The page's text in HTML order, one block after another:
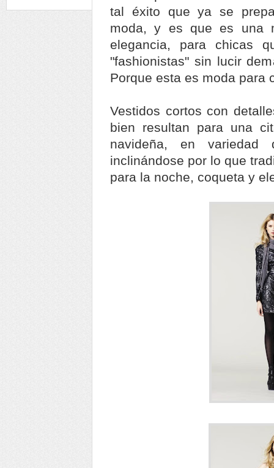
tal éxito que ya se
moda, y es que es una
elegancia, para chicas
"fashionistas" sin lucir
Porque esta es moda para
Vestidos cortos con
bien resultan para una
navideña, en
inclinándose por lo que
para la noche, coqueta y